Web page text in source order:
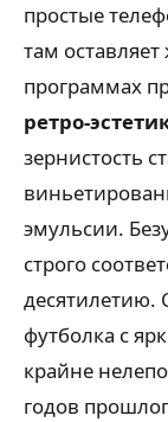
простые
там
программах
ретро-
зернистость
эмульсии.
строго
десятилетию.
футболка с
крайне
годов